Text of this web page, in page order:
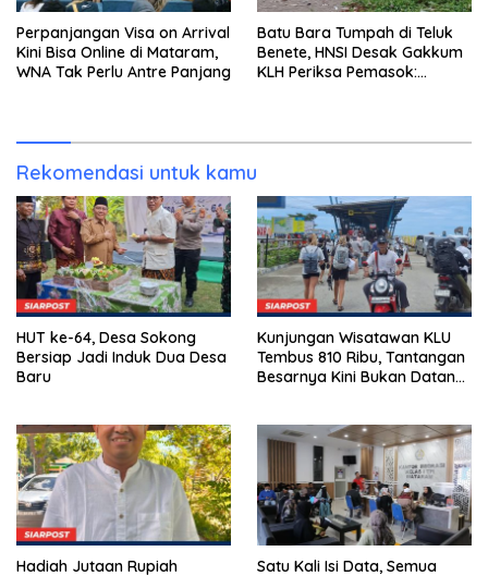
Perpanjangan Visa on Arrival
Kini Bisa Online di Mataram,
WNA Tak Perlu Antre Panjang
Batu Bara Tumpah di Teluk
Benete, HNSI Desak Gakkum
KLH Periksa Pemasok:
Rekomendasi untuk kamu
HUT ke-64, Desa Sokong
Bersiap Jadi Induk Dua Desa
Baru
Kunjungan Wisatawan KLU
Tembus 810 Ribu, Tantangan
Besarnya Kini Bukan Datang,
Hadiah Jutaan Rupiah
Satu Kali Isi Data, Semua